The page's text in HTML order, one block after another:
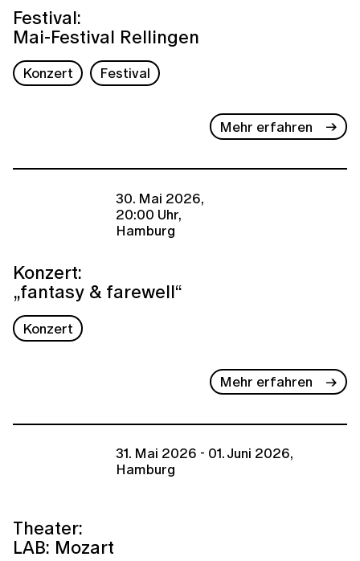
Festival:
Mai-Festival Rellingen
Konzert Festival
Mehr erfahren
30. Mai 2026,
20:00 Uhr,
Hamburg
Konzert:
„fantasy & farewell“
Konzert
Mehr erfahren
31. Mai 2026 - 01. Juni 2026,
Hamburg
Theater:
LAB: Mozart